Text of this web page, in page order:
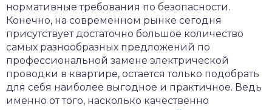
нормативные требования по безопасности.
Конечно, на современном рынке сегодня
присутствует достаточно большое количество
самых разнообразных предложений по
профессиональной замене электрической
проводки в квартире, остается только подобрать
для себя наиболее выгодное и практичное. Ведь
именно от того, насколько качественно